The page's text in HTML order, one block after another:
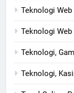
Teknologi
Teknologi Web
Teknologi,
Teknologi,